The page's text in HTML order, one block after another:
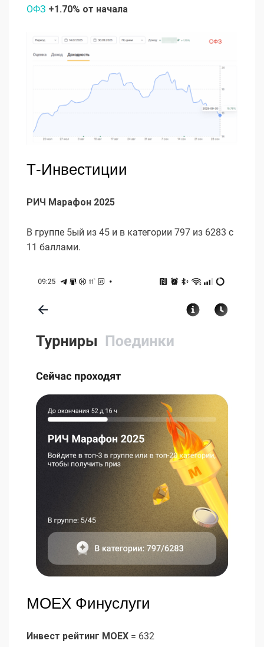
ОФЗ +1.70% от начала
Т-Инвестиции
РИЧ Марафон 2025
В группе 5ый из 45 и в категории 797 из 6283 с
11 баллами.
MOEX Финуслуги
Инвест рейтинг MOEX = 632